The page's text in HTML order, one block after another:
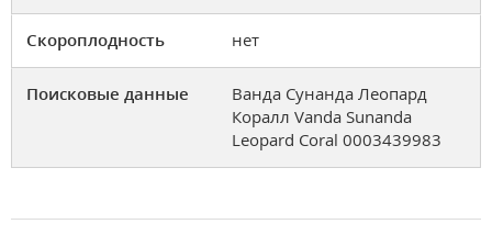
Скороплодность нет
Поисковые данные
Ванда Сунанда Леопард
Коралл Vanda Sunanda
Leopard Coral 0003439983